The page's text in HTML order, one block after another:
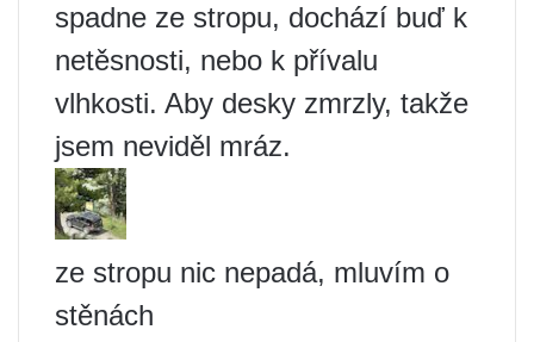
spadne ze stropu, dochází buď k
netěsnosti, nebo k přívalu
vlhkosti. Aby desky zmrzly, takže
jsem neviděl mráz.
ze stropu nic nepadá, mluvím o
stěnách